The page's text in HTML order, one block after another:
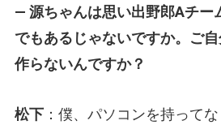
— 源ちゃんは思い出野郎Aチー
でもあるじゃないですか。ご
作らないんですか？
松下 ：僕、パソコンを持って